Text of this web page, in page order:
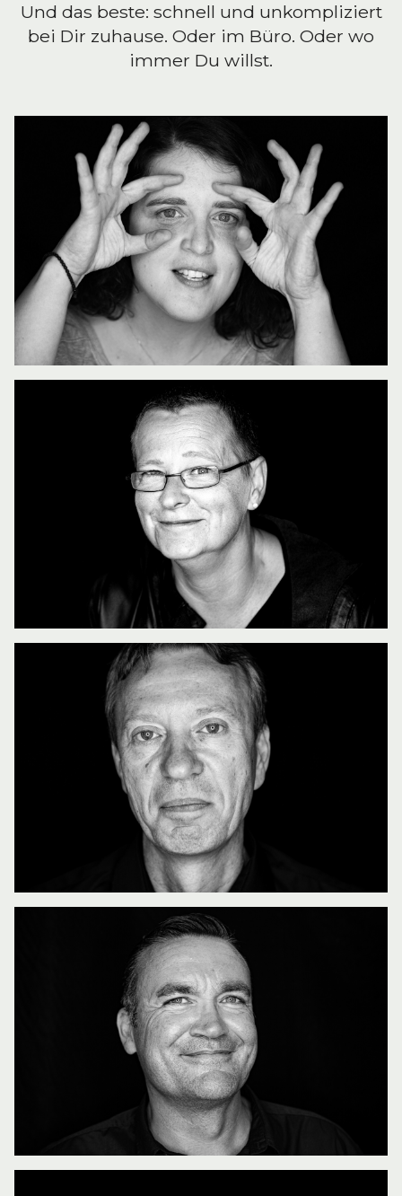
Und das beste: schnell und unkompliziert
bei Dir zuhause. Oder im Büro. Oder wo
immer Du willst.